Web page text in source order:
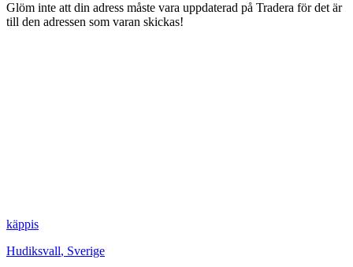
Glöm inte att din adress måste vara uppdaterad på Tradera för det är
till den adressen som varan skickas!
käppis
Hudiksvall, Sverige